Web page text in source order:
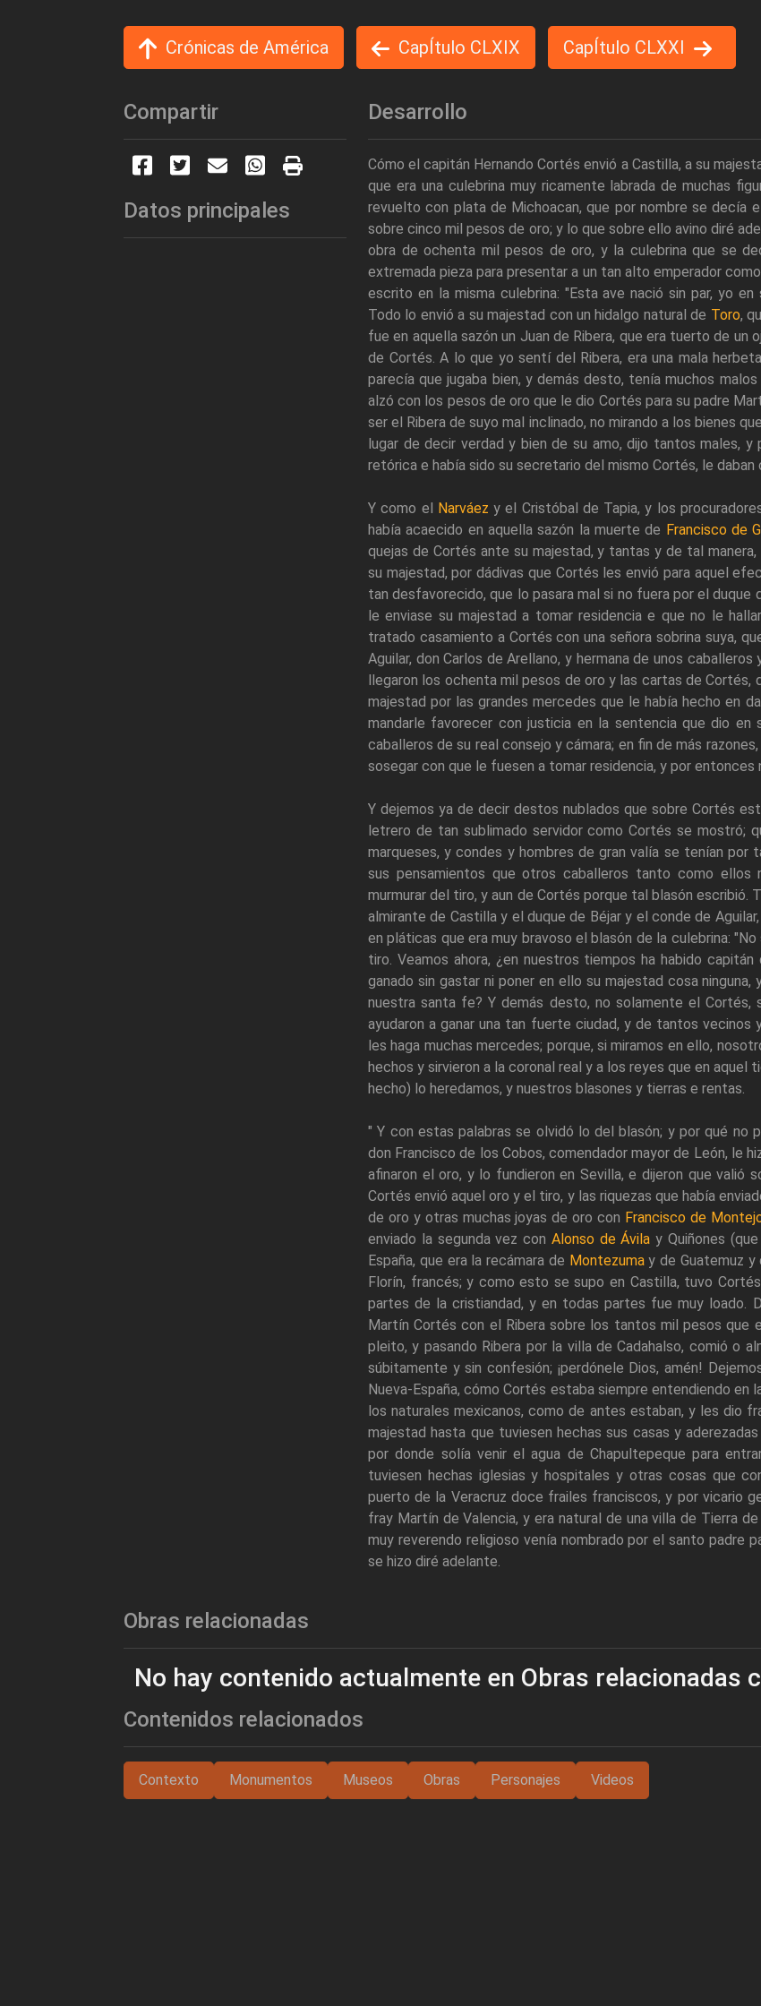
Crónicas de América CapÍtulo CLXIX CapÍtulo CLXXI
Compartir
Datos principales
Desarrollo
Cómo el capitán Hernando Cortés envió a Castilla, a su
que era una culebrina muy ricamente labrada de muchas
revuelto con plata de Michoacan, que por nombre se decía
sobre cinco mil pesos de oro; y lo que sobre ello avino diré
obra de ochenta mil pesos de oro, y la culebrina que se
extremada pieza para presentar a un tan alto emperador
escrito en la misma culebrina: "Esta ave nació sin par, yo
Todo lo envió a su majestad con un hidalgo natural de Toro,
fue en aquella sazón un Juan de Ribera, que era tuerto de un
de Cortés. A lo que yo sentí del Ribera, era una mala
parecía que jugaba bien, y demás desto, tenía muchos
alzó con los pesos de oro que le dio Cortés para su padre
ser el Ribera de suyo mal inclinado, no mirando a los bienes
lugar de decir verdad y bien de su amo, dijo tantos males,
retórica e había sido su secretario del mismo Cortés, le
Y como el Narváez y el Cristóbal de Tapia, y los
había acaecido en aquella sazón la muerte de Francisco de
quejas de Cortés ante su majestad, y tantas y de tal
su majestad, por dádivas que Cortés les envió para aquel
tan desfavorecido, que lo pasara mal si no fuera por el duque
le enviase su majestad a tomar residencia e que no le
tratado casamiento a Cortés con una señora sobrina suya,
Aguilar, don Carlos de Arellano, y hermana de unos
llegaron los ochenta mil pesos de oro y las cartas de Cortés,
majestad por las grandes mercedes que le había hecho en
mandarle favorecer con justicia en la sentencia que dio en
caballeros de su real consejo y cámara; en fin de más
sosegar con que le fuesen a tomar residencia, y por entonces
Y dejemos ya de decir destos nublados que sobre Cortés
letrero de tan sublimado servidor como Cortés se mostró;
marqueses, y condes y hombres de gran valía se tenían por
sus pensamientos que otros caballeros tanto como ellos
murmurar del tiro, y aun de Cortés porque tal blasón escribió.
almirante de Castilla y el duque de Béjar y el conde de
en pláticas que era muy bravoso el blasón de la culebrina:
tiro. Veamos ahora, ¿en nuestros tiempos ha habido
ganado sin gastar ni poner en ello su majestad cosa
nuestra santa fe? Y demás desto, no solamente el Cortés,
ayudaron a ganar una tan fuerte ciudad, y de tantos
les haga muchas mercedes; porque, si miramos en ello,
hechos y sirvieron a la coronal real y a los reyes que en aquel
hecho) lo heredamos, y nuestros blasones y tierras e rentas.
" Y con estas palabras se olvidó lo del blasón; y por qué no
don Francisco de los Cobos, comendador mayor de León, le
afinaron el oro, y lo fundieron en Sevilla, e dijeron que valió
Cortés envió aquel oro y el tiro, y las riquezas que había
de oro y otras muchas joyas de oro con Francisco de
enviado la segunda vez con Alonso de Ávila y Quiñones
España, que era la recámara de Montezumay de Guatemuz y
Florín, francés; y como esto se supo en Castilla, tuvo
partes de la cristiandad, y en todas partes fue muy loado.
Martín Cortés con el Ribera sobre los tantos mil pesos que
pleito, y pasando Ribera por la villa de Cadahalso, comió o
súbitamente y sin confesión; ¡perdónele Dios, amén!
Nueva-España, cómo Cortés estaba siempre entendiendo
los naturales mexicanos, como de antes estaban, y les dio
majestad hasta que tuviesen hechas sus casas y
por donde solía venir el agua de Chapultepeque para
tuviesen hechas iglesias y hospitales y otras cosas que
puerto de la Veracruz doce frailes franciscos, y por vicario
fray Martín de Valencia, y era natural de una villa de Tierra
muy reverendo religioso venía nombrado por el santo padre
se hizo diré adelante.
Obras relacionadas
No hay contenido actualmente en Obras relacionadas
Contenidos relacionados
Contexto Monumentos Museos Obras Personajes Videos